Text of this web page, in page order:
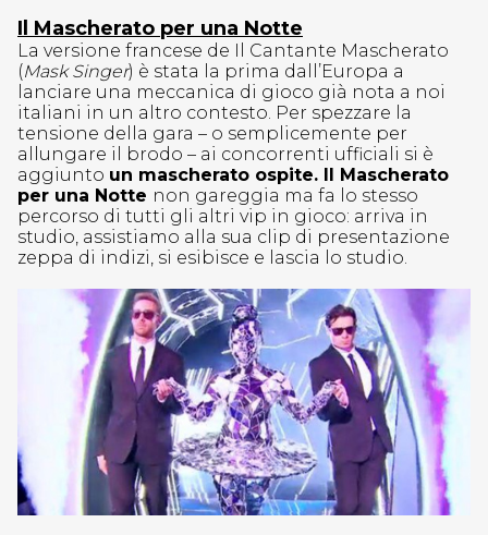
Il Mascherato per una Notte
La versione francese de Il Cantante Mascherato
(Mask Singer) è stata la prima dall’Europa a
lanciare una meccanica di gioco già nota a noi
italiani in un altro contesto. Per spezzare la
tensione della gara – o semplicemente per
allungare il brodo – ai concorrenti ufficiali si è
aggiunto un mascherato ospite. Il Mascherato
per una Notte non gareggia ma fa lo stesso
percorso di tutti gli altri vip in gioco: arriva in
studio, assistiamo alla sua clip di presentazione
zeppa di indizi, si esibisce e lascia lo studio.